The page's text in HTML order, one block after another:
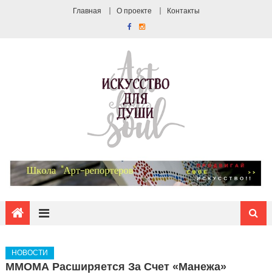
Главная О проекте Контакты
НОВОСТИ
ММОМА Расширяется За Счет «Манежа»